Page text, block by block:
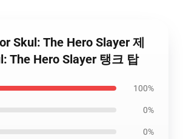
Skul: The Hero Slayer 제
The Hero Slayer 탱크 탑
100%
0%
0%